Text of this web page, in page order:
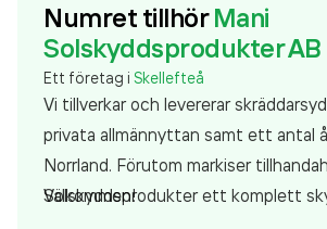
Numret tillhör Mani
Solskyddsprodukter AB
Ett företag i Skellefteå
Vi tillverkar och levererar
privata allmännyttan samt ett antal
Norrland. Förutom markiser
Solskyddsprodukter ett komplett
Välkommen!